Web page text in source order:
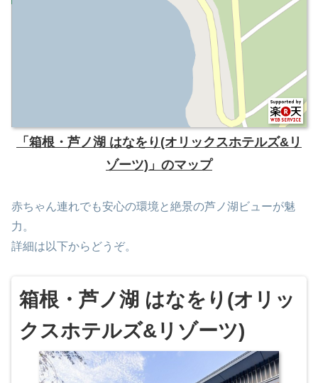
「箱根・芦ノ湖 はなをり(オリックスホテルズ&リ
ゾーツ)」のマップ
赤ちゃん連れでも安心の環境と絶景の芦ノ湖ビューが魅
力。
詳細は以下からどうぞ。
箱根・芦ノ湖 はなをり(オリッ
クスホテルズ&リゾーツ)